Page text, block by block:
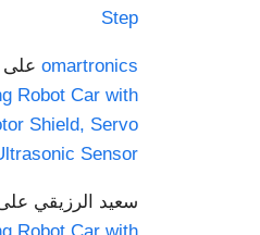
Step
omartronics على
Robot Car with
Shield, Servo
Sensor
سعيد الرزيقي